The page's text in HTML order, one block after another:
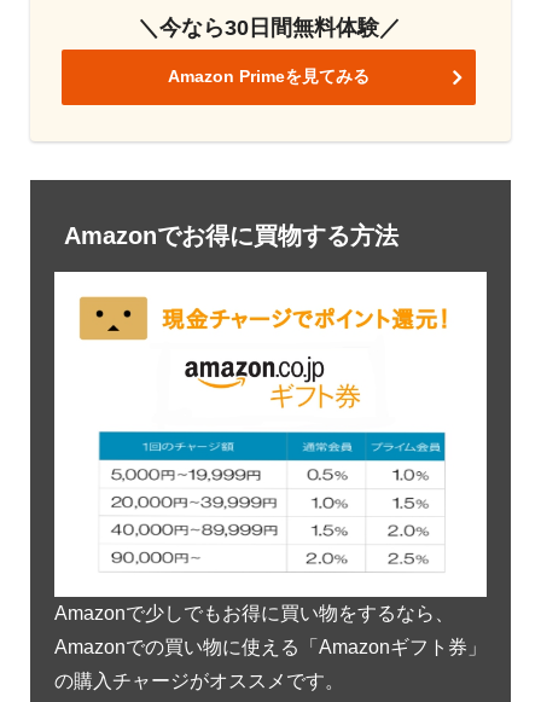
＼今なら30日間無料体験／
Amazon Primeを見てみる
Amazonでお得に買物する方法
Amazonで少しでもお得に買い物をするなら、
Amazonでの買い物に使える「Amazonギフト券」
の購入チャージがオススメです。